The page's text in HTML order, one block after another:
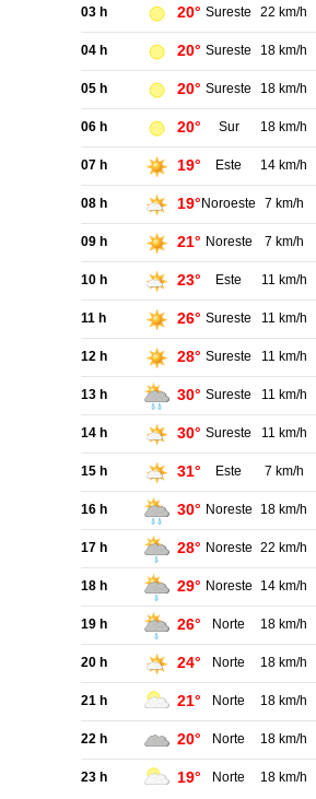
03 h 20° Sureste 22 km/h
04 h 20° Sureste 18 km/h
05 h 20° Sureste 18 km/h
06 h 20° Sur 18 km/h
07 h 19° Este 14 km/h
08 h 19° Noroeste 7 km/h
09 h 21° Noreste 7 km/h
10 h 23° Este 11 km/h
11 h 26° Sureste 11 km/h
12 h 28° Sureste 11 km/h
13 h 30° Sureste 11 km/h
14 h 30° Sureste 11 km/h
15 h 31° Este 7 km/h
16 h 30° Noreste 18 km/h
17 h 28° Noreste 22 km/h
18 h 29° Noreste 14 km/h
19 h 26° Norte 18 km/h
20 h 24° Norte 18 km/h
21 h 21° Norte 18 km/h
22 h 20° Norte 18 km/h
23 h 19° Norte 18 km/h